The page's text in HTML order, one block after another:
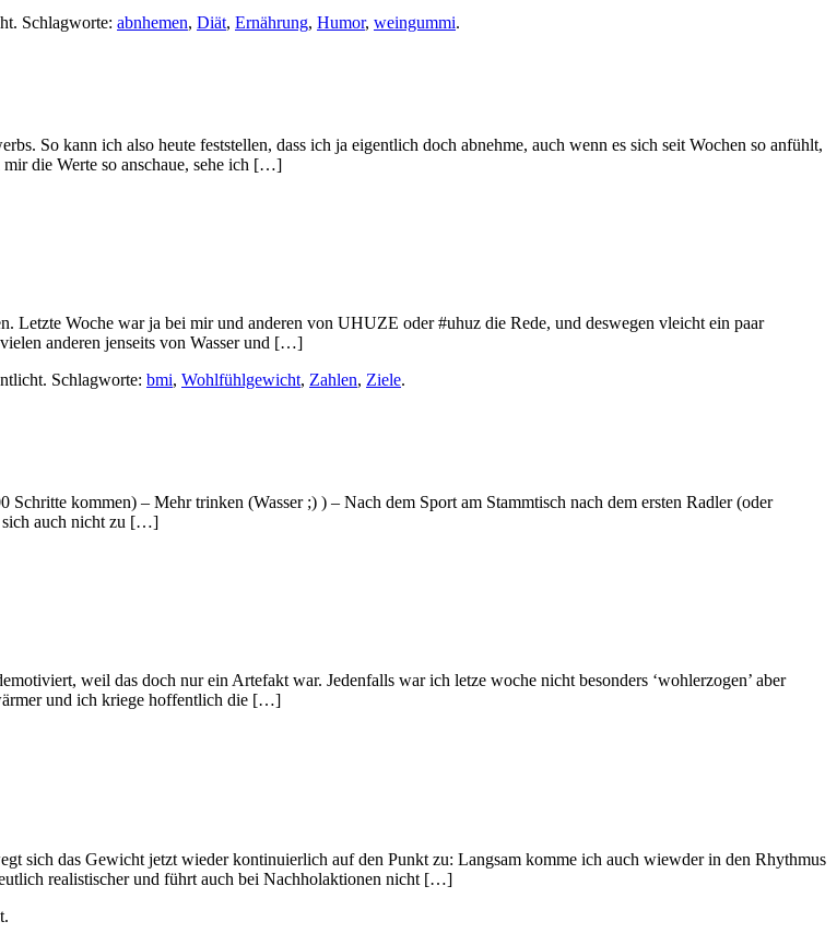
Schlagworte: abnhemen, Diät, Ernährung, Humor, weingummi.
So kann ich also heute feststellen, dass ich ja eigentlich doch abnehme, auch wenn es sich seit Wochen so anfühlt,
die Werte so anschaue, sehe ich […]
Letzte Woche war ja bei mir und anderen von UHUZE oder #uhuz die Rede, und deswegen vleicht ein paar
anderen jenseits von Wasser und […]
Schlagworte: bmi, Wohlfühlgewicht, Zahlen, Ziele.
kommen) – Mehr trinken (Wasser ;) ) – Nach dem Sport am Stammtisch nach dem ersten Radler (oder
sich auch nicht zu […]
weil das doch nur ein Artefakt war. Jedenfalls war ich letze woche nicht besonders ‘wohlerzogen’ aber
und ich kriege hoffentlich die […]
sich das Gewicht jetzt wieder kontinuierlich auf den Punkt zu: Langsam komme ich auch wiewder in den Rhythmus
realistischer und führt auch bei Nachholaktionen nicht […]